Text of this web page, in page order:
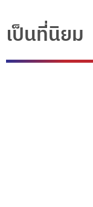
เป็นที่นิยม